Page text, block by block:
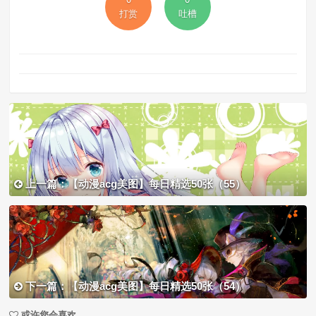
打赏
吐槽
上一篇：【动漫acg美图】每日精选50张（55）
下一篇：【动漫acg美图】每日精选50张（54）